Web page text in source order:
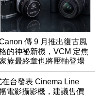
傳 9 月推出復古風
的神祕新機，VCM 定焦
族最終章也將壓軸登場
在台發表 Cinema Line
電影攝影機，建議售價